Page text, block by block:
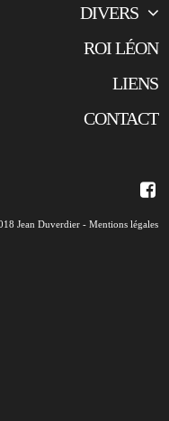
DIVERS
ROI LÉON
LIENS
CONTACT
Jean Duverdier - Mentions légales